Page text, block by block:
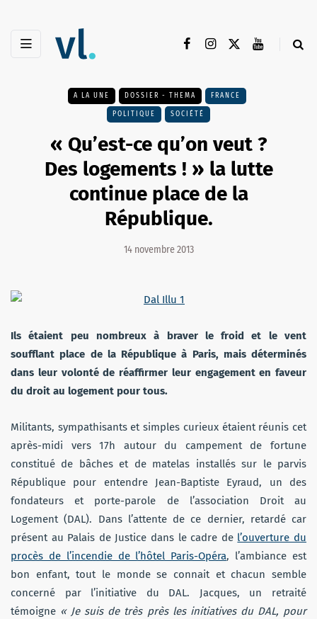
A LA UNE DOSSIER - THEMA FRANCE
POLITIQUE SOCIÉTÉ
« Qu’est-ce qu’on veut ?
Des logements ! » la lutte
continue place de la
République.
14 novembre 2013
Ils étaient peu nombreux à braver le froid et le vent
soufflant place de la République à Paris, mais déterminés
dans leur volonté de réaffirmer leur engagement en faveur
du droit au logement pour tous.
Militants, sympathisants et simples curieux étaient réunis cet
après-midi vers 17h autour du campement de fortune
constitué de bâches et de matelas installés sur le parvis
République pour entendre Jean-Baptiste Eyraud, un des
fondateurs et porte-parole de l’association Droit au
Logement (DAL). Dans l’attente de ce dernier, retardé car
présent au Palais de Justice dans le cadre de l’ouverture du
procès de l’incendie de l’hôtel Paris-Opéra, l’ambiance est
bon enfant, tout le monde se connait et chacun semble
concerné par l’initiative du DAL. Jacques, un retraité
témoigne « Je suis de très près les initiatives du DAL, pour